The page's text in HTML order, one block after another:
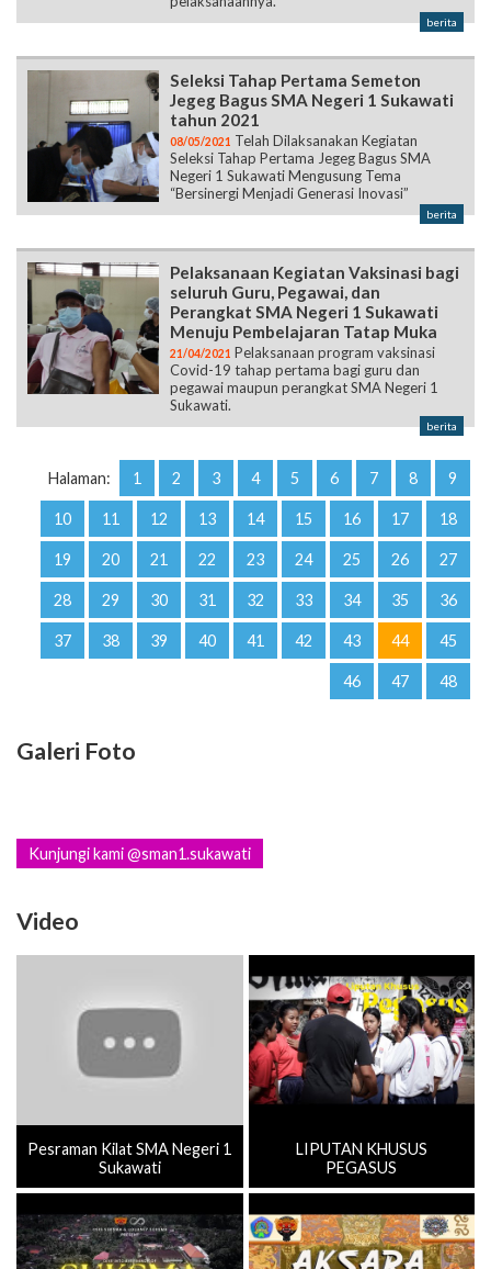
berita
Seleksi Tahap Pertama Semeton
Jegeg Bagus SMA Negeri 1 Sukawati
tahun 2021
08/05/2021 Telah Dilaksanakan Kegiatan
Seleksi Tahap Pertama Jegeg Bagus SMA
Negeri 1 Sukawati Mengusung Tema
“Bersinergi Menjadi Generasi Inovasi”
berita
Pelaksanaan Kegiatan Vaksinasi bagi
seluruh Guru, Pegawai, dan
Perangkat SMA Negeri 1 Sukawati
Menuju Pembelajaran Tatap Muka
21/04/2021 Pelaksanaan program vaksinasi
Covid-19 tahap pertama bagi guru dan
pegawai maupun perangkat SMA Negeri 1
Sukawati.
berita
Halaman: 1 2 3 4 5 6 7 8 9
10 11 12 13 14 15 16 17 18
19 20 21 22 23 24 25 26 27
28 29 30 31 32 33 34 35 36
37 38 39 40 41 42 43 44 45
46 47 48
Galeri Foto
Kunjungi kami @sman1.sukawati
Video
Pesraman Kilat SMA Negeri 1
Sukawati
LIPUTAN KHUSUS
PEGASUS